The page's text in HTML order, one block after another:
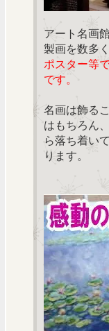
アート名画
製画を数多
ポスター等
です。
名画は飾る
はもちろん
ら落ち着い
ります。